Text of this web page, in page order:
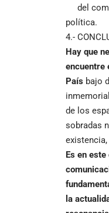
del
política.
4.-
Hay que
encuentre
País bajo
de los
sobradas
Es en
la